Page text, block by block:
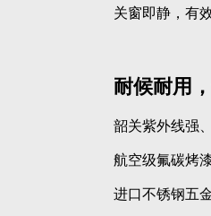
关窗即静，有
耐候耐用
韶关紫外线强
航空级氟碳烤
进口不锈钢五